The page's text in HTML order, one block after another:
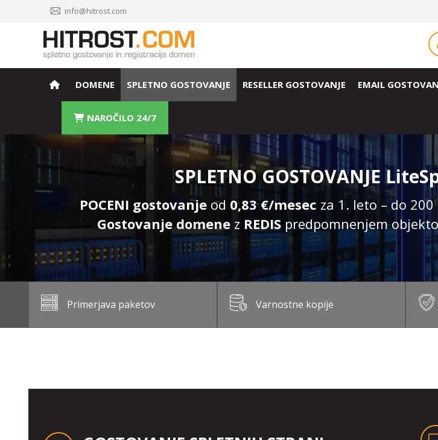
info@hitrost.com
DOMENE SPLETNO GOSTOVANJE RESELLER GOSTOVANJE EMAIL
NAROČILO 24/7
SPLETNO GOSTOVANJE
POCENI gostovanjeod 0,83 €/mesec za 1. leto – do
Gostovanje domenez REDISpredpomnenjem
Primerjava paketov Varnostne kopije